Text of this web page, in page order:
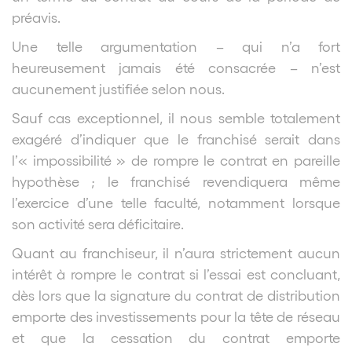
préavis.
Une telle argumentation – qui n’a fort
heureusement jamais été consacrée – n’est
aucunement justifiée selon nous.
Sauf cas exceptionnel, il nous semble totalement
exagéré d’indiquer que le franchisé serait dans
l’« impossibilité » de rompre le contrat en pareille
hypothèse ; le franchisé revendiquera même
l’exercice d’une telle faculté, notamment lorsque
son activité sera déficitaire.
Quant au franchiseur, il n’aura strictement aucun
intérêt à rompre le contrat si l’essai est concluant,
dès lors que la signature du contrat de distribution
emporte des investissements pour la tête de réseau
et que la cessation du contrat emporte